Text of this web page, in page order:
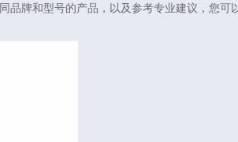
品牌和型号的产品，以及参考专业建议，您可